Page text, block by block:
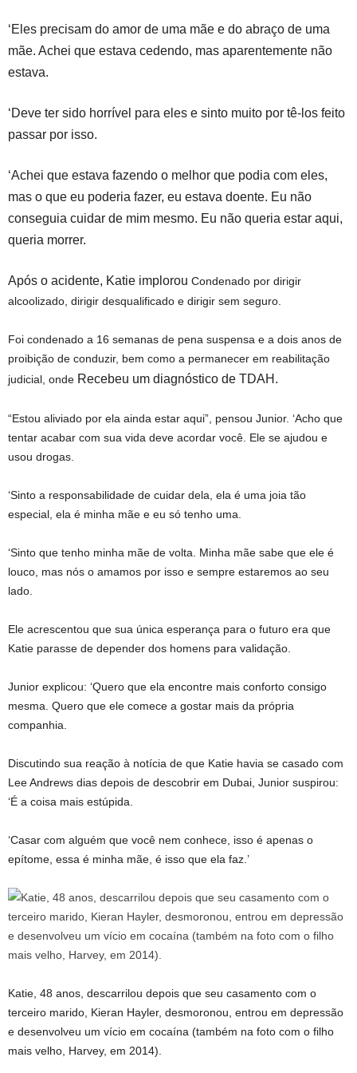
‘Eles precisam do amor de uma mãe e do abraço de uma
mãe. Achei que estava cedendo, mas aparentemente não
estava.
‘Deve ter sido horrível para eles e sinto muito por tê-los feito
passar por isso.
‘Achei que estava fazendo o melhor que podia com eles,
mas o que eu poderia fazer, eu estava doente. Eu não
conseguia cuidar de mim mesmo. Eu não queria estar aqui,
queria morrer.
Após o acidente, Katie implorou Condenado por dirigir
alcoolizado, dirigir desqualificado e dirigir sem seguro.
Foi condenado a 16 semanas de pena suspensa e a dois anos de
proibição de conduzir, bem como a permanecer em reabilitação
judicial, onde Recebeu um diagnóstico de TDAH.
“Estou aliviado por ela ainda estar aqui”, pensou Junior. ‘Acho que
tentar acabar com sua vida deve acordar você. Ele se ajudou e
usou drogas.
‘Sinto a responsabilidade de cuidar dela, ela é uma joia tão
especial, ela é minha mãe e eu só tenho uma.
‘Sinto que tenho minha mãe de volta. Minha mãe sabe que ele é
louco, mas nós o amamos por isso e sempre estaremos ao seu
lado.
Ele acrescentou que sua única esperança para o futuro era que
Katie parasse de depender dos homens para validação.
Junior explicou: ‘Quero que ela encontre mais conforto consigo
mesma. Quero que ele comece a gostar mais da própria
companhia.
Discutindo sua reação à notícia de que Katie havia se casado com
Lee Andrews dias depois de descobrir em Dubai, Junior suspirou:
‘É a coisa mais estúpida.
‘Casar com alguém que você nem conhece, isso é apenas o
epítome, essa é minha mãe, é isso que ela faz.’
Katie, 48 anos, descarrilou depois que seu casamento com o
terceiro marido, Kieran Hayler, desmoronou, entrou em depressão
e desenvolveu um vício em cocaína (também na foto com o filho
mais velho, Harvey, em 2014).